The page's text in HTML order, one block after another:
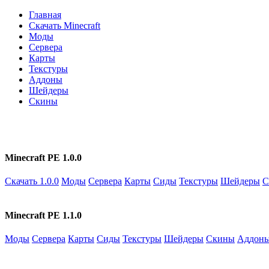
Главная
Скачать Minecraft
Моды
Сервера
Карты
Текстуры
Аддоны
Шейдеры
Скины
Minecraft PE 1.0.0
Скачать 1.0.0 Моды Сервера Карты Сиды Текстуры Шейдеры
Minecraft PE 1.1.0
Моды Сервера Карты Сиды Текстуры Шейдеры Скины